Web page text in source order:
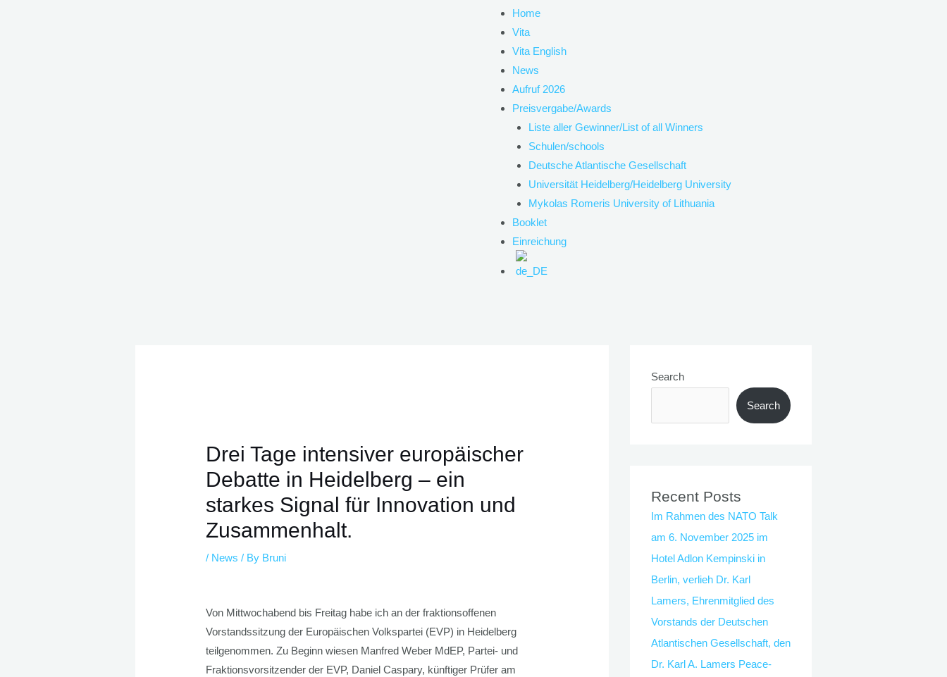
Home
Vita
Vita English
News
Aufruf 2026
Preisvergabe/Awards
Liste aller Gewinner/List of all Winners
Schulen/schools
Deutsche Atlantische Gesellschaft
Universität Heidelberg/Heidelberg University
Mykolas Romeris University of Lithuania
Booklet
Einreichung
Drei Tage intensiver europäischer
Debatte in Heidelberg – ein
starkes Signal für Innovation und
Zusammenhalt.
/ News / By Bruni
Von Mittwochabend bis Freitag habe ich an der fraktionsoffenen
Vorstandssitzung der Europäischen Volkspartei (EVP) in Heidelberg
teilgenommen. Zu Beginn wiesen Manfred Weber MdEP, Partei- und
Fraktionsvorsitzender der EVP, Daniel Caspary, künftiger Prüfer am
Search
Search
Recent Posts
Im Rahmen des NATO Talk
am 6. November 2025 im
Hotel Adlon Kempinski in
Berlin, verlieh Dr. Karl
Lamers, Ehrenmitglied des
Vorstands der Deutschen
Atlantischen Gesellschaft, den
Dr. Karl A. Lamers Peace-